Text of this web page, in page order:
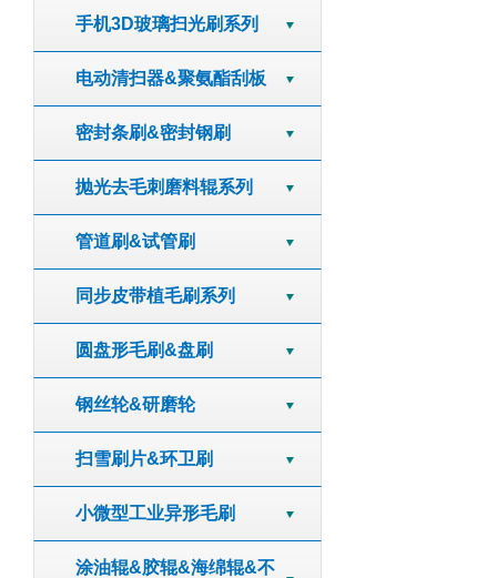
手机3D玻璃扫光刷系列
电动清扫器&聚氨酯刮板
密封条刷&密封钢刷
抛光去毛刺磨料辊系列
管道刷&试管刷
同步皮带植毛刷系列
圆盘形毛刷&盘刷
钢丝轮&研磨轮
扫雪刷片&环卫刷
小微型工业异形毛刷
涂油辊&胶辊&海绵辊&不